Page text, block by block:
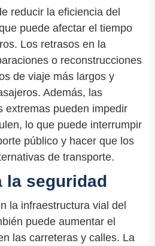
reducir la eficiencia del
puede afectar el tiempo
Los retrasos en la
o reconstrucciones
de viaje más largos y
Además, las
extremas pueden impedir
lo que puede interrumpir
público y hacer que los
de transporte.
la seguridad
la infraestructura vial del
puede aumentar el
las carreteras y calles. La